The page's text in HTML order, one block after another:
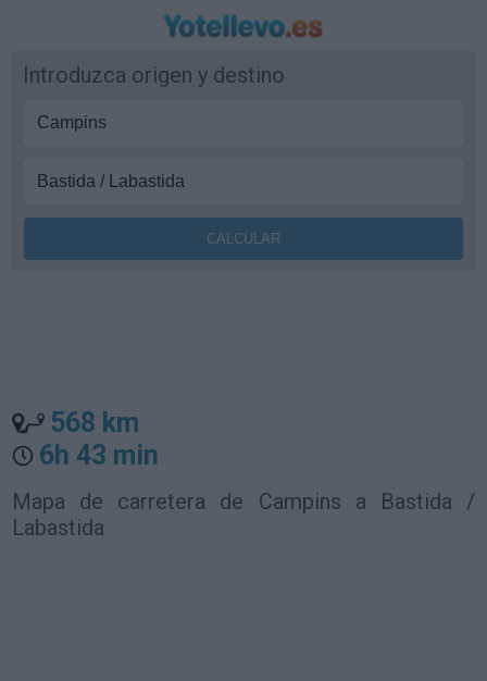
Introduzca origen y destino
568 km
6h 43 min
Mapa de carretera de Campins a Bastida /
Labastida